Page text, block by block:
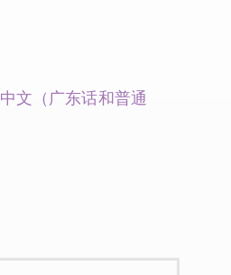
中文（广东话和普通